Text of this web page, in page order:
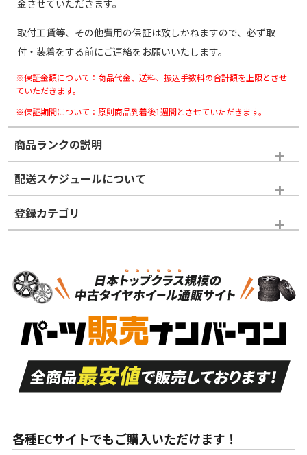
金させていただきます。
取付工賃等、その他費用の保証は致しかねますので、必ず取
付・装着をする前にご連絡をお願いいたします。
※保証金額について：商品代金、送料、振込手数料の合計額を上限とさせ
ていただきます。
※保証期間について：原則商品到着後1週間とさせていただきます。
商品ランクの説明
※商品ランクは出品者の主観により判断しておりますので、あら
かじめご了承ください。
ホイールランク
S
品）
S
新車外し品（新古
付き
A
走行距離も少なく、
目立つ傷もほとんど
ない中古品
A
走行距離も少なく、
非常に状態の良い中
古品
な中古品
んどない中古品
配送スケジュールについて
登録カテゴリ
スタッドレスタイヤホイールセット
各種ECサイトでもご購入いただけます！